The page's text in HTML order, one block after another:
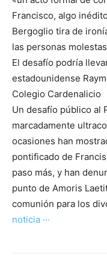
Francisco, algo
Bergoglio tira de
las personas
El desafío podría
estadounidense
Colegio Cardenalicio
Un desafío público al
marcadamente
ocasiones han
pontificado de
paso más, y han
punto de Amoris
comunión para los
noticia ···